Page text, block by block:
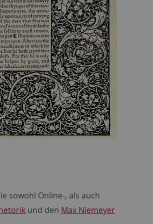
sowohl Online-, als auch
und den Max Niemeyer